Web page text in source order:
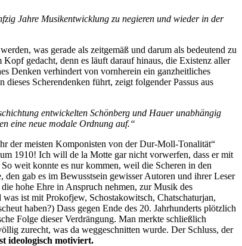
Jahre Musikentwicklung zu negieren und wieder in der
was gerade als zeitgemäß und darum als bedeutend zu
gedacht, denn es läuft darauf hinaus, die Existenz aller
Denken verhindert von vornherein ein ganzheitliches
Scherendenken führt, zeigt folgender Passus aus
entwickelten Schönberg und Hauer unabhängig
eine neue modale Ordnung auf.“
der meisten Komponisten von der Dur-Moll-Tonalität“
1910! Ich will de la Motte gar nicht vorwerfen, dass er mit
weit konnte es nur kommen, weil die Scheren in den
gab es im Bewusstsein gewisser Autoren und ihrer Leser
hohe Ehre in Anspruch nehmen, zur Musik des
ist mit Prokofjew, Schostakowitsch, Chatschaturjan,
haben?) Dass gegen Ende des 20. Jahrhunderts plötzlich
Folge dieser Verdrängung. Man merkte schließlich
zurecht, was da weggeschnitten wurde. Der Schluss, der
ideologisch motiviert.